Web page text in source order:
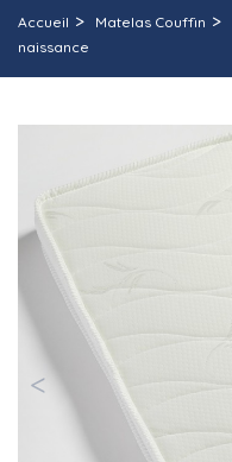
Accueil Matelas Couffin
naissance